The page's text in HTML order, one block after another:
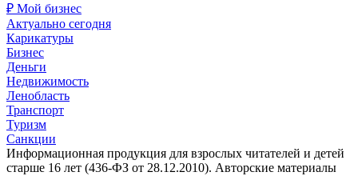
₽ Мой бизнес
Актуально сегодня
Карикатуры
Бизнес
Деньги
Недвижимость
Ленобласть
Транспорт
Туризм
Санкции
Информационная продукция для взрослых читателей и детей
старше 16 лет (436-ФЗ от 28.12.2010). Авторские материалы